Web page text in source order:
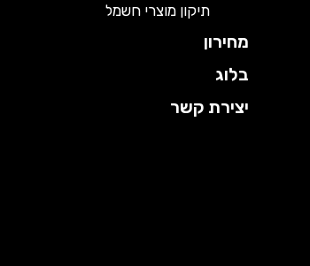
תיקון מוצרי חשמל
מחירון
בלוג
יצירת קשר